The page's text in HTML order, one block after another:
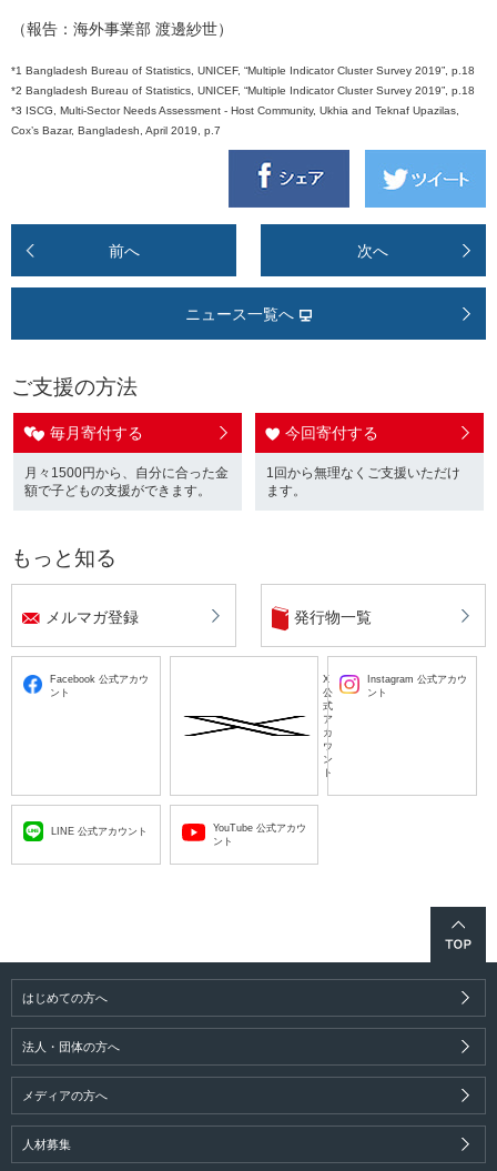
（報告：海外事業部 渡邊紗世）
*1 Bangladesh Bureau of Statistics, UNICEF, “Multiple Indicator Cluster Survey 2019”, p.18
*2 Bangladesh Bureau of Statistics, UNICEF, “Multiple Indicator Cluster Survey 2019”, p.18
*3 ISCG, Multi-Sector Needs Assessment - Host Community, Ukhia and Teknaf Upazilas,
Cox’s Bazar, Bangladesh, April 2019, p.7
前へ 次へ
ニュース一覧へ
ご支援の方法
毎月寄付する
月々1500円から、自分に合った金
額で子どもの支援ができます。
今回寄付する
1回から無理なくご支援いただけ
ます。
もっと知る
メルマガ登録 発行物一覧
Facebook 公式アカウ
ント
X
公
式
ア
カ
ウ
ン
ト
Instagram 公式アカウ
ント
LINE 公式アカウント
YouTube 公式アカウ
ント
はじめての方へ
法人・団体の方へ
メディアの方へ
人材募集